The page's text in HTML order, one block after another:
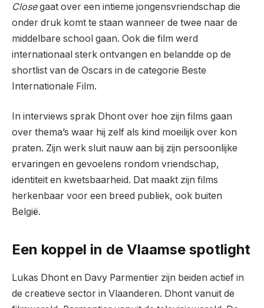
Closegaat over een intieme jongensvriendschap die
onder druk komt te staan wanneer de twee naar de
middelbare school gaan. Ook die film werd
internationaal sterk ontvangen en belandde op de
shortlist van de Oscars in de categorie Beste
Internationale Film.
In interviews sprak Dhont over hoe zijn films gaan
over thema’s waar hij zelf als kind moeilijk over kon
praten. Zijn werk sluit nauw aan bij zijn persoonlijke
ervaringen en gevoelens rondom vriendschap,
identiteit en kwetsbaarheid. Dat maakt zijn films
herkenbaar voor een breed publiek, ook buiten
België.
Een koppel in de Vlaamse spotlight
Lukas Dhont en Davy Parmentier zijn beiden actief in
de creatieve sector in Vlaanderen. Dhont vanuit de